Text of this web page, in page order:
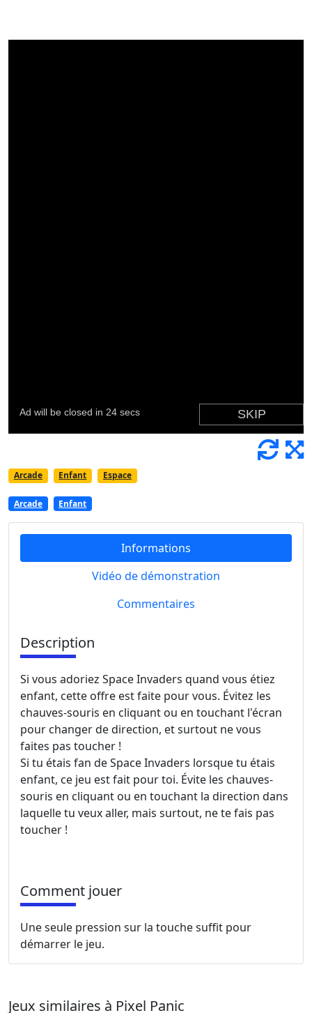
Arcade Enfant Espace
Arcade Enfant
Informations
Vidéo de démonstration
Commentaires
Description
Si vous adoriez Space Invaders quand vous étiez
enfant, cette offre est faite pour vous. Évitez les
chauves-souris en cliquant ou en touchant l'écran
pour changer de direction, et surtout ne vous
faites pas toucher !
Si tu étais fan de Space Invaders lorsque tu étais
enfant, ce jeu est fait pour toi. Évite les chauves-
souris en cliquant ou en touchant la direction dans
laquelle tu veux aller, mais surtout, ne te fais pas
toucher !
Comment jouer
Une seule pression sur la touche suffit pour
démarrer le jeu.
Jeux similaires à Pixel Panic